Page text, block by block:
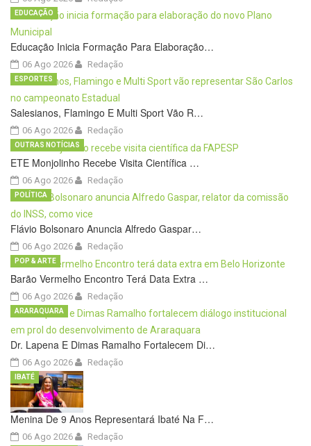
Educação Inicia Formação Para Elaboração…
06 Ago 2026
EDUCAÇÃO
Redação
Salesianos, Flamingo E Multi Sport Vão R…
06 Ago 2026
ESPORTES
Redação
ETE Monjolinho Recebe Visita Científica …
06 Ago 2026
OUTRAS NOTÍCIAS
Redação
Flávio Bolsonaro Anuncia Alfredo Gaspar…
06 Ago 2026
POLÍTICA
Redação
Barão Vermelho Encontro Terá Data Extra …
06 Ago 2026
POP & ARTE
Redação
Dr. Lapena E Dimas Ramalho Fortalecem Di…
06 Ago 2026
ARARAQUARA
Redação
Menina De 9 Anos Representará Ibaté Na F…
06 Ago 2026
IBATÉ
Redação